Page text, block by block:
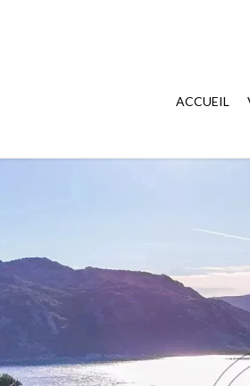
ACCUEIL